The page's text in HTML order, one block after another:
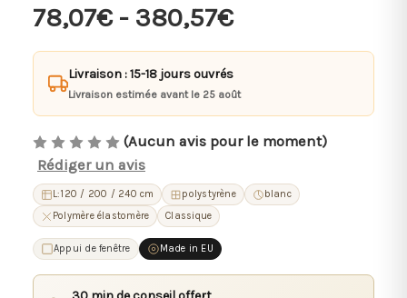
78,07€ - 380,57€
Livraison : 15-18 jours ouvrés
Livraison estimée avant le 25 août
(Aucun avis pour le moment)
Rédiger un avis
L:120 / 200 / 240 cm polystyrène
blanc
Polymère élastomère
Classique
Appui de fenêtre Made in EU